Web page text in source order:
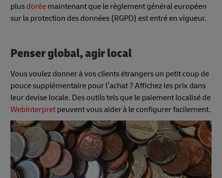
plus dorée maintenant que le règlement général européen
sur la protection des données (RGPD) est entré en vigueur.
Penser global, agir local
Vous voulez donner à vos clients étrangers un petit coup de
pouce supplémentaire pour l’achat ? Affichez les prix dans
leur devise locale. Des outils tels que le paiement localisé de
Webinterpret peuvent vous aider à le configurer facilement.